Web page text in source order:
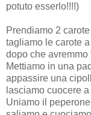
potuto esserlo!!!!)
Prendiamo 2
tagliamo le carote
dopo che
Mettiamo in una
appassire una
lasciamo cuocere
Uniamo il